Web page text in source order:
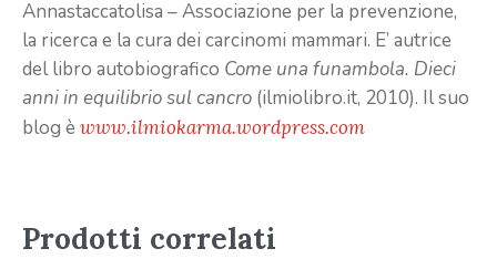
Annastaccatolisa – Associazione per la prevenzione,
la ricerca e la cura dei carcinomi mammari. E’ autrice
del libro autobiografico Come una funambola. Dieci
anni in equilibrio sul cancro (ilmiolibro.it, 2010). Il suo
blog è www.ilmiokarma.wordpress.com
Prodotti correlati